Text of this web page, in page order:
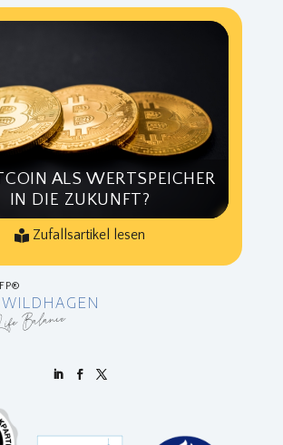
ALS WERTSPEICHER
IN DIE ZUKUNFT?
Zufallsartikel lesen
Balance